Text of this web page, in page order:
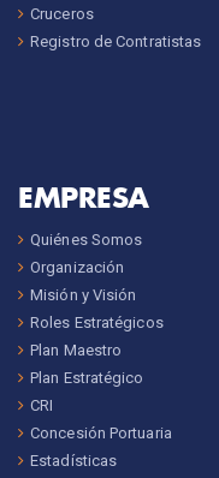
Cruceros
Registro de Contratistas
EMPRESA
Quiénes Somos
Organización
Misión y Visión
Roles Estratégicos
Plan Maestro
Plan Estratégico
CRI
Concesión Portuaria
Estadísticas